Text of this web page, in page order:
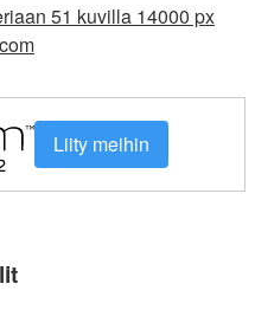
51 kuvilla 14000 px
Liity meihin